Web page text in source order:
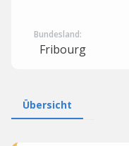
Bundesland:
Fribourg
Übersicht